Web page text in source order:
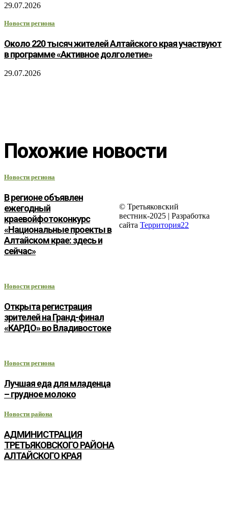
29.07.2026
Новости региона
Около 220 тысяч жителей Алтайского края участвуют
в программе «Активное долголетие»
29.07.2026
Похожие новости
Новости региона
В регионе объявлен
ежегодный
краевойфотоконкурс
«Национальные проекты в
Алтайском крае: здесь и
сейчас»
Новости региона
Открыта регистрация
зрителей на Гранд-финал
«КАРДО» во Владивостоке
Новости региона
Лучшая еда для младенца
– грудное молоко
Новости района
АДМИНИСТРАЦИЯ
ТРЕТЬЯКОВСКОГО РАЙОНА
АЛТАЙСКОГО КРАЯ
© Третьяковский
вестник-2025 | Разработка
сайта Территория22